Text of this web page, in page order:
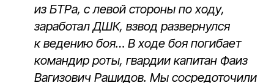
из БТРа, с левой стороны по ходу,
заработал ДШК, взвод развернулся
к ведению боя… В ходе боя погибает
командир роты, гвардии капитан Фаиз
Вагизович Рашидов. Мы сосредоточили